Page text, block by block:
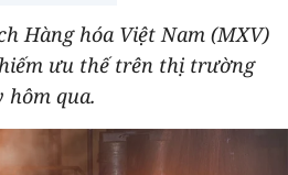
Hàng hóa Việt Nam (MXV)
ưu thế trên thị trường
hôm qua.